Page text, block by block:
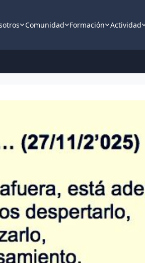
Comunidad Formación Actividad